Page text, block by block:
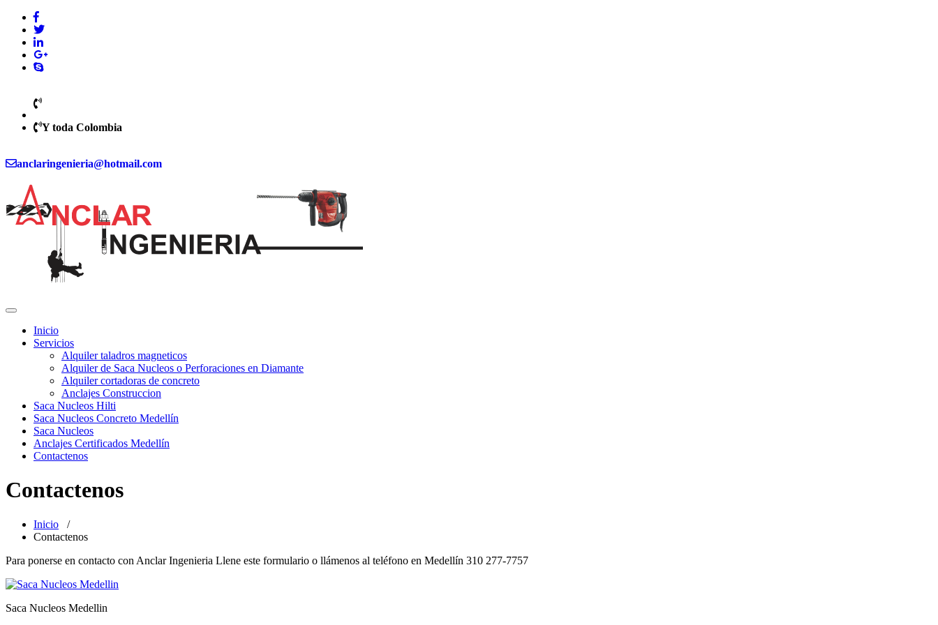
Y toda Colombia
anclaringenieria@hotmail.com
Toggle
navigation
Inicio
Servicios
Alquiler taladros magneticos
Alquiler de Saca Nucleos o Perforaciones en Diamante
Alquiler cortadoras de concreto
Anclajes Construccion
Saca Nucleos Hilti
Saca Nucleos Concreto Medellín
Saca Nucleos
Anclajes Certificados Medellín
Contactenos
Contactenos
Inicio /
Contactenos
Para ponerse en contacto con Anclar Ingenieria Llene este formulario o llámenos al teléfono en Medellín 310 277-7757
Saca Nucleos Medellin